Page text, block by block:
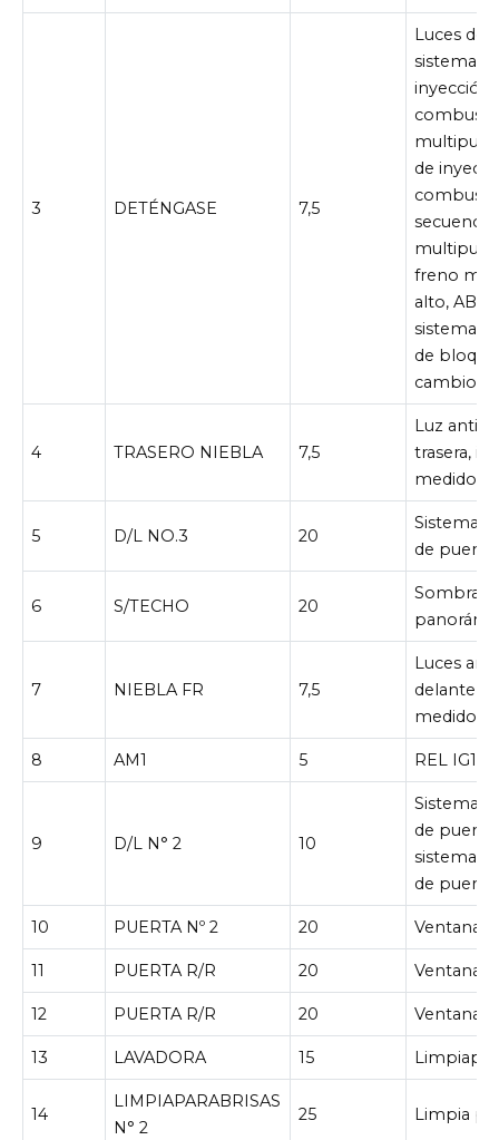
3 DETÉNGASE 7,5
Luces de
sistema
inyección
de
secuencial
freno
alto, ABS,
sistema
de
cambios
4 TRASERO NIEBLA 7,5
Luz
trasera,
5 D/L NO.3 20
Sistema
de puerta
6 S/TECHO 20
Sombra
7 NIEBLA FR 7,5
Luces
8 AM1 5 REL IG1,
9 D/L N° 2 10
Sistema
de puerta
sistema
de puerta
10 PUERTA Nº 2 20 Ventanas
11 PUERTA R/R 20 Ventanas
12 PUERTA R/R 20 Ventanas
13 LAVADORA 15
14
LIMPIAPARABRISAS
N° 2
25 Limpia